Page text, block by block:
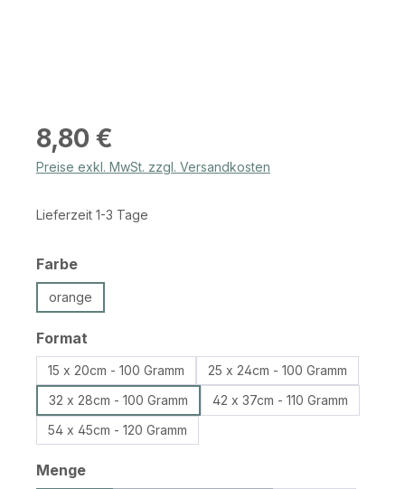
Regulärer Preis:
8,80 €
Preise exkl. MwSt. zzgl. Versandkosten
Lieferzeit 1-3 Tage
Farbeauswählen
orange
Format
15 x 20cm - 100 Gramm
25 x 24cm - 100 Gramm
32 x 28cm - 100 Gramm
42 x 37cm - 110 Gramm
54 x 45cm - 120 Gramm
Mengeauswählen